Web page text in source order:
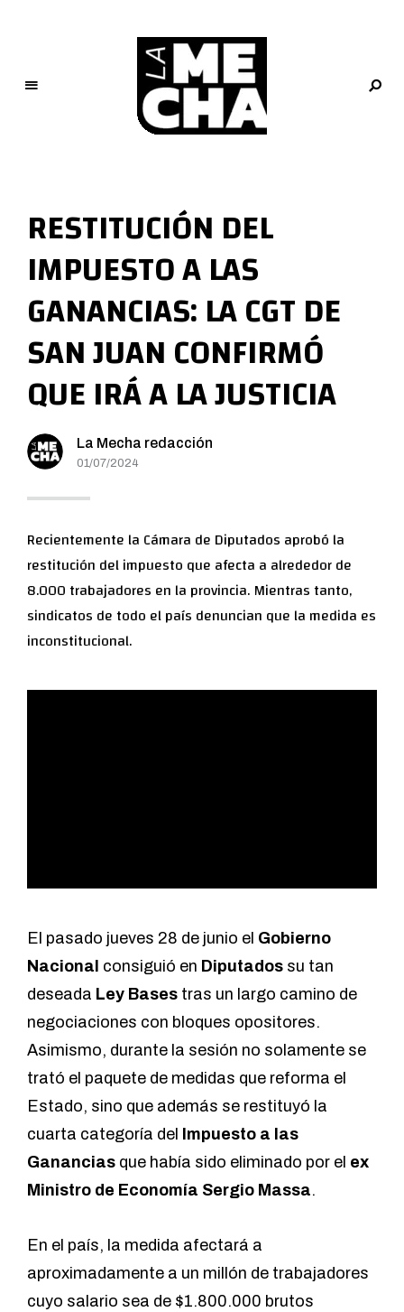
M
e
c
h
a
PERIODISMO DIGITAL
RESTITUCIÓN DEL
IMPUESTO A LAS
GANANCIAS: LA CGT DE
SAN JUAN CONFIRMÓ
QUE IRÁ A LA JUSTICIA
La Mecha redacción
01/07/2024
Recientemente la Cámara de Diputados aprobó la
restitución del impuesto que afecta a alrededor de
8.000 trabajadores en la provincia. Mientras tanto,
sindicatos de todo el país denuncian que la medida es
inconstitucional.
El pasado jueves 28 de junio el Gobierno
Nacional consiguió en Diputados su tan
deseada Ley Bases tras un largo camino de
negociaciones con bloques opositores.
Asimismo, durante la sesión no solamente se
trató el paquete de medidas que reforma el
Estado, sino que además se restituyó la
cuarta categoría del
Impuesto a las
Ganancias que había sido eliminado por el ex
Ministro de Economía Sergio Massa.
En el país, la medida afectará a
aproximadamente a un millón de trabajadores
cuyo salario sea de $1.800.000 brutos